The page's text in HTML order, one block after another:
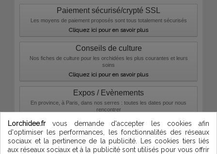
Paiement sécurisé/crypté SSL
Les moyens de paiement proposés sont tous totalement sécurisés
Cliquez ici pour en savoir plus
Conseils de culture
Nos fiches de culture pour les orchidées les plus courantes et leurs
soins
Cliquez ici pour en savoir plus
Expos / Evènements
En province, à Paris, dans nos serres : toutes les dates pour nous
rencontrer
Cliquez ici pour en savoir plus
Compositions florales -Orchidée d'intérieur-Points de fidélité
-Parrainage -Livraisons France- Livraisons DOM-TOM-Livraisons
Europe-European orders
Lorchidee.frvous demande d'accepter les cookies afin
d'optimiser les performances, les fonctionnalités des réseaux
sociaux et la pertinence de la publicité. Les cookies tiers liés
aux réseaux sociaux et à la publicité sont utilisés pour vous offrir